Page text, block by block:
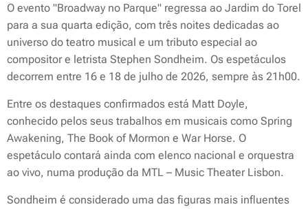
O evento "Broadway no Parque" regressa ao Jardim do Torel
para a sua quarta edição, com três noites dedicadas ao
universo do teatro musical e um tributo especial ao
compositor e letrista Stephen Sondheim. Os espetáculos
decorrem entre 16 e 18 de julho de 2026, sempre às 21h00.
Entre os destaques confirmados está Matt Doyle,
conhecido pelos seus trabalhos em musicais como Spring
Awakening, The Book of Mormon e War Horse. O
espetáculo contará ainda com elenco nacional e orquestra
ao vivo, numa produção da MTL – Music Theater Lisbon.
Sondheim é considerado uma das figuras mais influentes